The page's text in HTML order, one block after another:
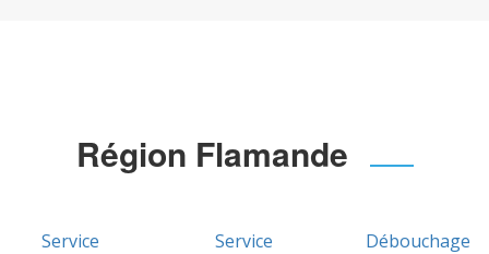
Région Flamande
Service
Service
Débouchage